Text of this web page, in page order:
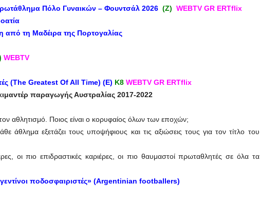
Πόλο Γυναικών – Φουντσάλ 2026 (Ζ) WEBTV GR ERTflix
από τη Μαδέιρα της Πορτογαλίας
WEBTV
(The Greatest Of All Time) (Ε) Κ8 WEBTV GR ERTflix
παραγωγής Αυστραλίας 2017-2022
αθλητισμό. Ποιος είναι ο κορυφαίος όλων των εποχών;
άθλημα εξετάζει τους υποψήφιους και τις αξιώσεις τους για τον τίτλο του
οι πιο επιδραστικές καριέρες, οι πιο θαυμαστοί πρωταθλητές σε όλα τα
ποδοσφαιριστές» (Argentinian footballers)